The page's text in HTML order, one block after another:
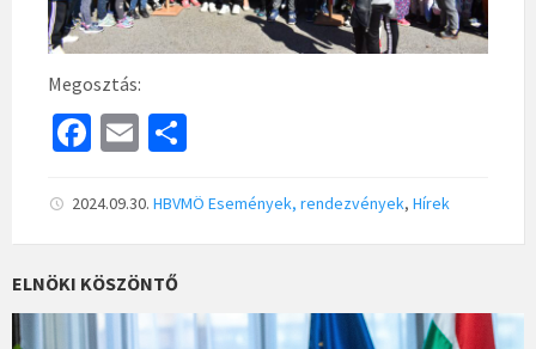
Megosztás:
Fa
b
o
o
k
E
ai
l
ar
e
2024.09.30. HBVMÖ Események, rendezvények, Hírek
ELNÖKI KÖSZÖNTŐ